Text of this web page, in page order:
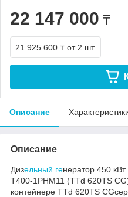
22 147 000 ₸
21 925 600 ₸ от 2 шт.
Описание
Описание
Дизельный генератор 450
Т400-1РНМ11 (TTd 620TS
контейнере TTd 620TS